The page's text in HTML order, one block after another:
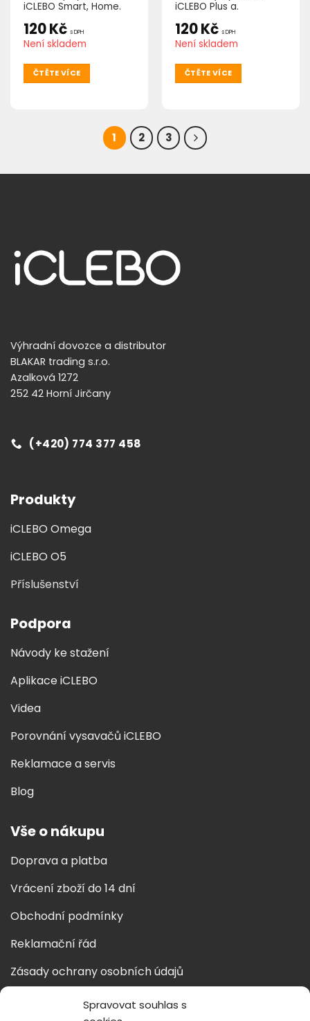
Spravovat souhlas s
iCLEBO Smart, Home.
120Kč s DPH
Není skladem
ČTĚTE VÍCE
iCLEBO Plus a.
120Kč s DPH
Není skladem
ČTĚTE VÍCE
1 2 3
Výhradní dovozce a distributor
BLAKAR trading s.r.o.
Azalková 1272
252 42 Horní Jirčany
(+420) 774 377 458
Produkty
iCLEBO Omega
iCLEBO O5
Příslušenství
Podpora
Návody ke stažení
Aplikace iCLEBO
Videa
Porovnání vysavačů iCLEBO
Reklamace a servis
Blog
Vše o nákupu
Doprava a platba
Vrácení zboží do 14 dní
Obchodní podmínky
Reklamační řád
Zásady ochrany osobních údajů
Zásady cookies